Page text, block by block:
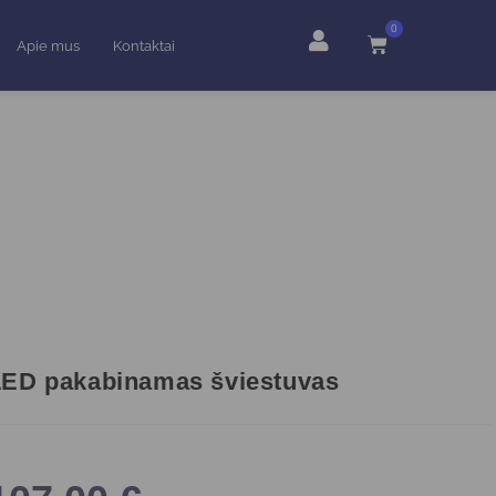
Apie mus Kontaktai
0
pakabinamas šviestuvas